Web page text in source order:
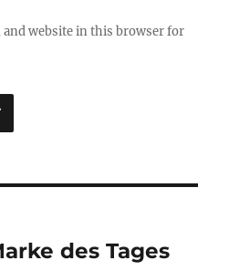
and website in this browser for
des Tages